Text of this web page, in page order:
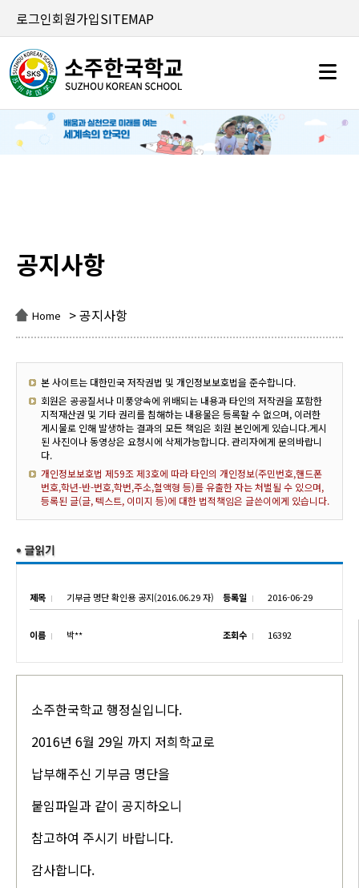
로그인회원가입SITEMAP
공지사항
Home > 공지사항
본 사이트는 대한민국 저작권법 및 개인정보보호법을 준수합니다.
회원은 공공질서나 미풍양속에 위배되는 내용과 타인의 저작권을 포함한
지적재산권 및 기타 권리를 침해하는 내용물은 등록할 수 없으며, 이러한
게시물로 인해 발생하는 결과의 모든 책임은 회원 본인에게 있습니다.게시
된 사진이나 동영상은 요청시에 삭제가능합니다. 관리자에게 문의바랍니
다.
개인정보보호법 제59조 제3호에 따라 타인의 개인정보(주민번호,핸드폰
번호,학년-반-번호,학번,주소,혈액형 등)를 유출한 자는 처벌될 수 있으며,
등록된 글(글, 텍스트, 이미지 등)에 대한 법적책임은 글쓴이에게 있습니다.
제목 기부금 명단 확인용 공지(2016.06.29 자) 등록일 2016-06-29
이름 박** 조회수 16392
소주한국학교 행정실입니다.
2016년 6월 29일 까지 저희학교로
납부해주신 기부금 명단을
붙임파일과 같이 공지하오니
참고하여 주시기 바랍니다.
감사합니다.